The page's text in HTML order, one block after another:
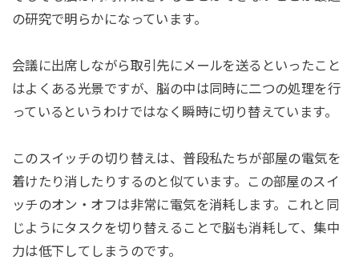
の研究で明らかになっています。
会議に出席しながら取引先にメールを送るといったこと
はよくある光景ですが、脳の中は同時に二つの処理を行
っているというわけではなく瞬時に切り替えています。
このスイッチの切り替えは、普段私たちが部屋の電気を
着けたり消したりするのと似ています。この部屋のスイ
ッチのオン・オフは非常に電気を消耗します。これと同
じようにタスクを切り替えることで脳も消耗して、集中
力は低下してしまうのです。